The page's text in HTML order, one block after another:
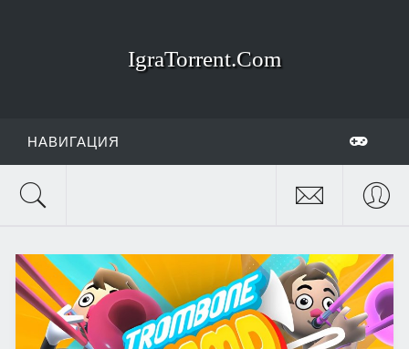
IgraTorrent.Com
НАВИГАЦИЯ